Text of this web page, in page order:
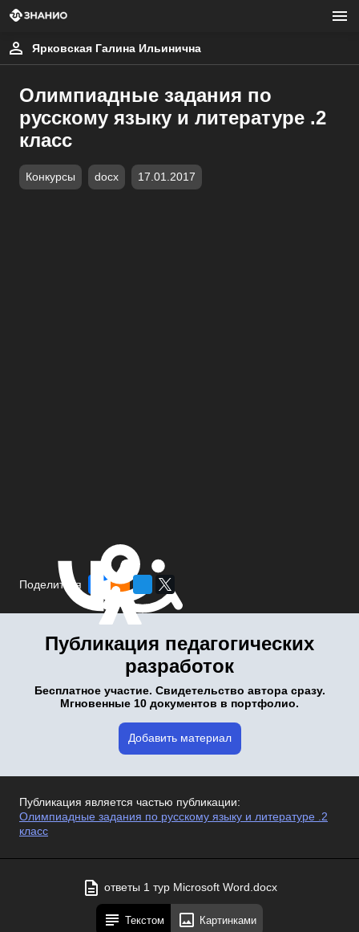
Ярковская Галина Ильинична
Олимпиадные задания по
русскому языку и литературе .2
класс
Конкурсы docx 17.01.2017
Поделиться
Публикация педагогических
разработок
Бесплатное участие. Свидетельство автора сразу.
Мгновенные 10 документов в портфолио.
Добавить материал
Публикация является частью публикации:
Олимпиадные задания по русскому языку и литературе .2
класс
ответы 1 тур Microsoft Word.docx
Текстом Картинками